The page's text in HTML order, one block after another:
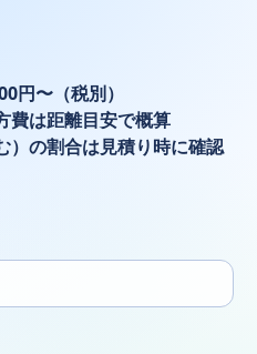
円〜（税別）
費は距離目安で概算
）の割合は見積り時に確認